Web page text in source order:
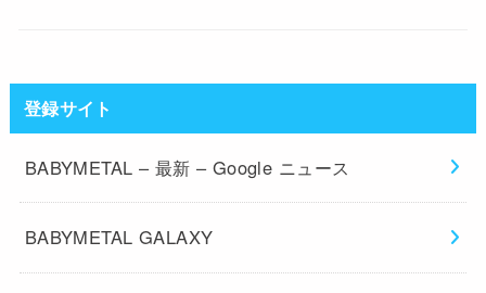
登録サイト
BABYMETAL – 最新 – Google ニュース
BABYMETAL GALAXY